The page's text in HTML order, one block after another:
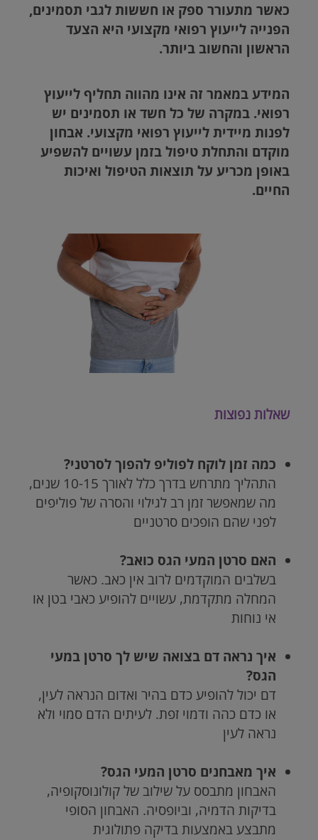
כאשר מתעורר ספק או חששות לגבי תסמינים,
הפנייה לייעוץ רפואי מקצועי היא הצעד
הראשון והחשוב ביותר.
המידע במאמר זה אינו מהווה תחליף לייעוץ
רפואי. במקרה של כל חשד או תסמינים יש
לפנות מיידית לייעוץ רפואי מקצועי. אבחון
מוקדם והתחלת טיפול בזמן עשויים להשפיע
באופן מכריע על תוצאות הטיפול ואיכות
החיים.
שאלות נפוצות
כמה זמן לוקח לפוליפ להפוך לסרטני?
התהליך מתרחש בדרך כלל לאורך 10-15 שנים,
מה שמאפשר זמן רב לגילוי והסרה של פוליפים
לפני שהם הופכים סרטניים
האם סרטן המעי הגס כואב?
בשלבים המוקדמים לרוב אין כאב. כאשר
המחלה מתקדמת, עשויים להופיע כאבי בטן או
אי נוחות
איך נראה דם בצואה שיש לך סרטן במעי
הגס?
דם יכול להופיע כדם בהיר ואדום הנראה לעין,
או כדם כהה ודמוי זפת. לעיתים הדם סמוי ולא
נראה לעין
איך מאבחנים סרטן המעי הגס?
האבחון מתבסס על שילוב של קולונוסקופיה,
בדיקות הדמיה, וביופסיה. האבחון הסופי
מתבצע באמצעות בדיקה פתולוגית